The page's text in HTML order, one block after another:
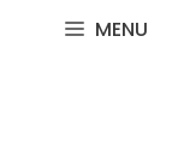
MENU